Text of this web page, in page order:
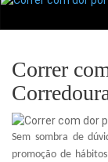
Correr
Sem sombra de
promoção de